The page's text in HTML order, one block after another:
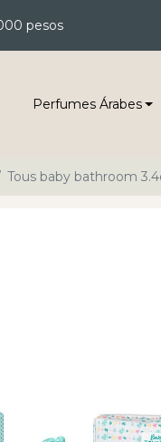
pesos
Perfumes Árabes
Tous baby bathroom